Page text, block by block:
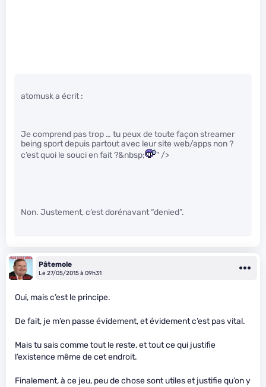
atomusk a écrit :
Je comprend pas trop … tu peux de toute façon streamer
being sport depuis partout avec leur site web/apps non ?
c’est quoi le souci en fait ?&nbsp;
" />
Non. Justement, c’est dorénavant “denied”.
Pâtemole
Le 27/05/2015 à 09h31
Oui, mais c’est le principe.
De fait, je m’en passe évidement, et évidement c’est pas vital.
Mais tu sais comme tout le reste, et tout ce qui justifie
l’existence même de cet endroit.
Finalement, à ce jeu, peu de chose sont utiles et justifie qu’on y